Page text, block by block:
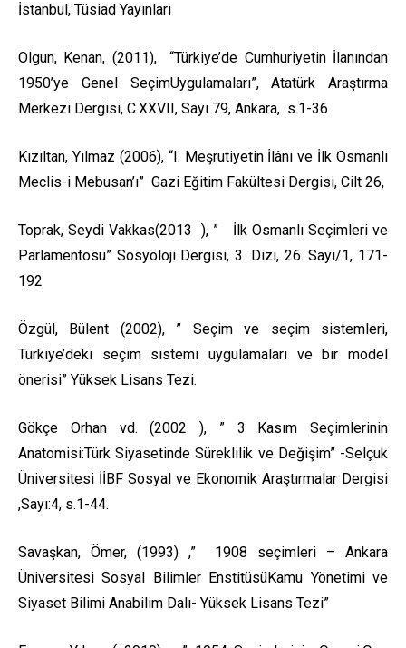
İstanbul, Tüsiad Yayınları
Olgun, Kenan, (2011), “Türkiye’de Cumhuriyetin İlanından
1950’ye Genel SeçimUygulamaları”, Atatürk Araştırma
Merkezi Dergisi, C.XXVII, Sayı 79, Ankara, s.1-36
Kızıltan, Yılmaz (2006), “I. Meşrutiyetin İlânı ve İlk Osmanlı
Meclis-i Mebusan’ı” Gazi Eğitim Fakültesi Dergisi, Cilt 26,
Toprak, Seydi Vakkas(2013 ), ” İlk Osmanlı Seçimleri ve
Parlamentosu” Sosyoloji Dergisi, 3. Dizi, 26. Sayı/1, 171-
192
Özgül, Bülent (2002), ” Seçim ve seçim sistemleri,
Türkiye’deki seçim sistemi uygulamaları ve bir model
önerisi” Yüksek Lisans Tezi.
Gökçe Orhan vd. (2002 ), ” 3 Kasım Seçimlerinin
Anatomisi:Türk Siyasetinde Süreklilik ve Değişim” -Selçuk
Üniversitesi İİBF Sosyal ve Ekonomik Araştırmalar Dergisi
,Sayı:4, s.1-44.
Savaşkan, Ömer, (1993) ,” 1908 seçimleri – Ankara
Üniversitesi Sosyal Bilimler EnstitüsüKamu Yönetimi ve
Siyaset Bilimi Anabilim Dalı- Yüksek Lisans Tezi”